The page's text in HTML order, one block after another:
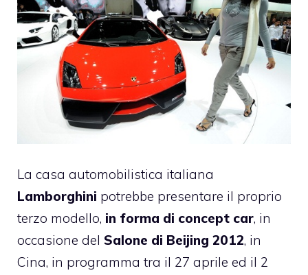
La casa automobilistica italiana
Lamborghini potrebbe presentare il proprio
terzo modello, in forma di concept car, in
occasione del Salone di Beijing 2012, in
Cina, in programma tra il 27 aprile ed il 2